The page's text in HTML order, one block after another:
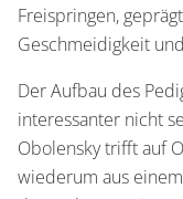
Freispringen,
Geschmeidigkeit
Der Aufbau des
interessanter nicht
Obolensky trifft auf
wiederum aus